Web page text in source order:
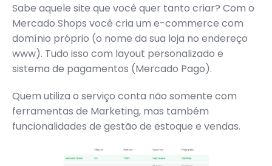
Sabe aquele site que você quer tanto criar? Com o
Mercado Shops você cria um e-commerce com
domínio próprio (o nome da sua loja no endereço
www). Tudo isso com layout personalizado e
sistema de pagamentos (Mercado Pago).
Quem utiliza o serviço conta não somente com
ferramentas de Marketing, mas também
funcionalidades de gestão de estoque e vendas.